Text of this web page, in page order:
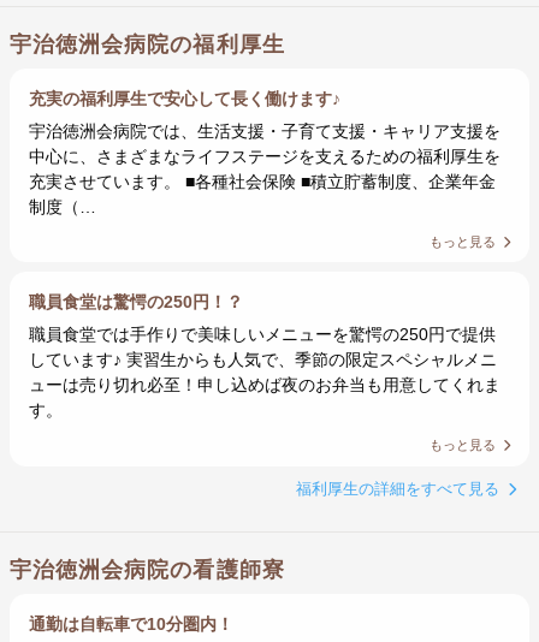
宇治徳洲会病院の福利厚生
充実の福利厚生で安心して長く働けます♪
宇治徳洲会病院では、生活支援・子育て支援・キャリア支援を
中心に、さまざまなライフステージを支えるための福利厚生を
充実させています。 ■各種社会保険 ■積立貯蓄制度、企業年金
制度（…
もっと見る
職員食堂は驚愕の250円！？
職員食堂では手作りで美味しいメニューを驚愕の250円で提供
しています♪ 実習生からも人気で、季節の限定スペシャルメニ
ューは売り切れ必至！申し込めば夜のお弁当も用意してくれま
す。
もっと見る
福利厚生の詳細をすべて見る
宇治徳洲会病院の看護師寮
通勤は自転車で10分圏内！